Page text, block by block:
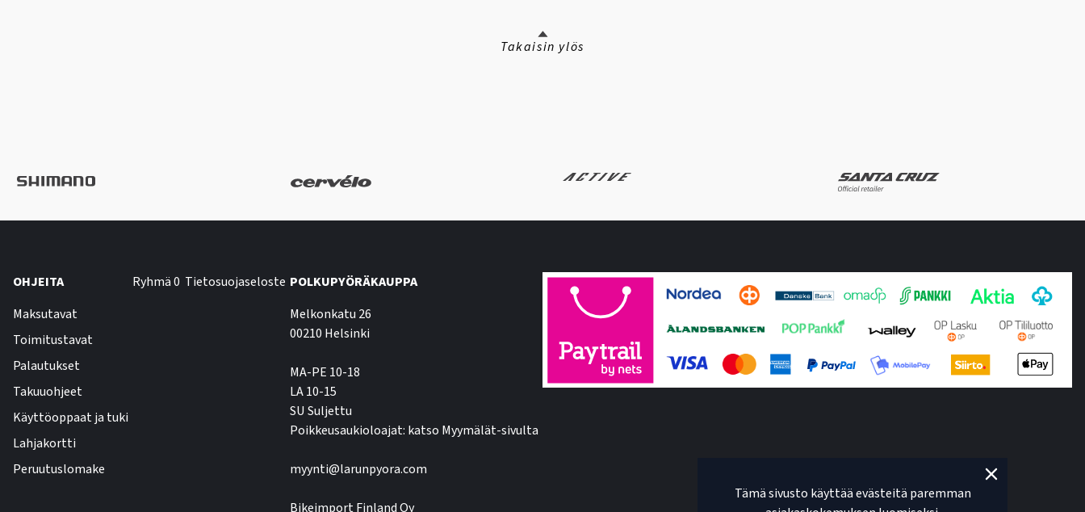
Takaisin ylös
OHJEITA
Maksutavat
Toimitustavat
Palautukset
Takuuohjeet
Käyttöoppaat ja tuki
Lahjakortti
Peruutuslomake
Ryhmä 0 Tietosuojaseloste POLKUPYÖRÄKAUPPA
Melkonkatu 26
00210 Helsinki
MA-PE 10-18
LA 10-15
SU Suljettu
Poikkeusaukioloajat: katso Myymälät-sivulta
myynti@larunpyora.com
Bikeimport Finland Oy
Tämä sivusto käyttää evästeitä paremman